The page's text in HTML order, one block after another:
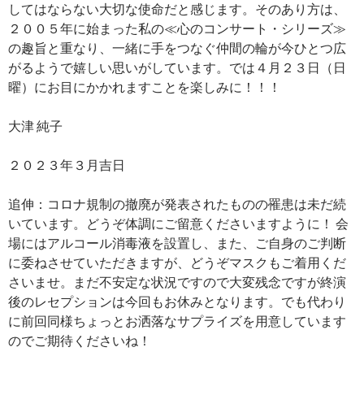
してはならない大切な使命だと感じます。そのあり方は、
２００５年に始まった私の≪心のコンサート・シリーズ≫
の趣旨と重なり、一緒に手をつなぐ仲間の輪が今ひとつ広
がるようで嬉しい思いがしています。では４月２３日（日
曜）にお目にかかれますことを楽しみに！！！
大津 純子
２０２３年３月吉日
追伸：コロナ規制の撤廃が発表されたものの罹患は未だ続
いています。どうぞ体調にご留意くださいますように！ 会
場にはアルコール消毒液を設置し、また、ご自身のご判断
に委ねさせていただきますが、どうぞマスクもご着用くだ
さいませ。まだ不安定な状況ですので大変残念ですが終演
後のレセプションは今回もお休みとなります。でも代わり
に前回同様ちょっとお洒落なサプライズを用意しています
のでご期待くださいね！